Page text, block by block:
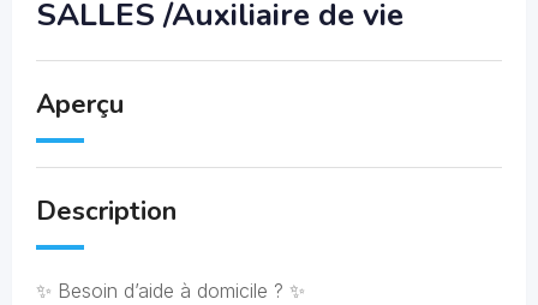
SALLES /Auxiliaire de vie
Aperçu
Description
✨ Besoin d’aide à domicile ? ✨